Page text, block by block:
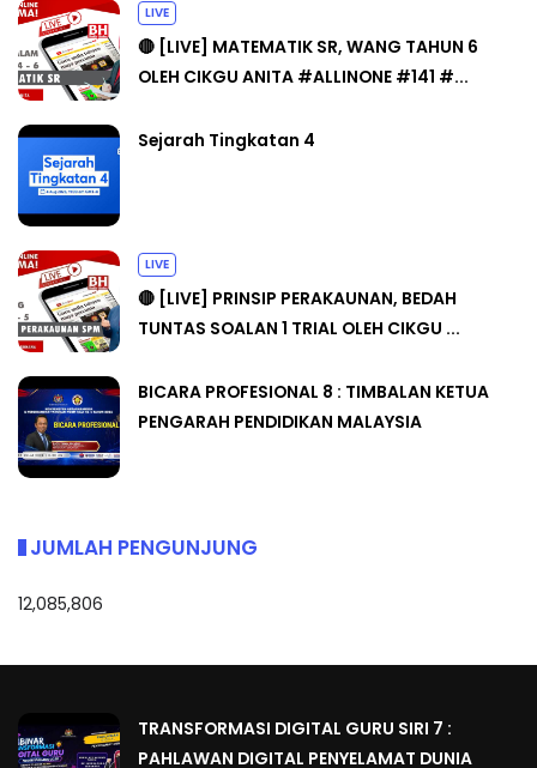
LIVE
🔴 [LIVE] MATEMATIK SR, WANG TAHUN 6
OLEH CIKGU ANITA #ALLINONE #141 #...
Sejarah Tingkatan 4
LIVE
🔴 [LIVE] PRINSIP PERAKAUNAN, BEDAH
TUNTAS SOALAN 1 TRIAL OLEH CIKGU ...
BICARA PROFESIONAL 8 : TIMBALAN KETUA
PENGARAH PENDIDIKAN MALAYSIA
JUMLAH PENGUNJUNG
12,085,806
TRANSFORMASI DIGITAL GURU SIRI 7 :
PAHLAWAN DIGITAL PENYELAMAT DUNIA